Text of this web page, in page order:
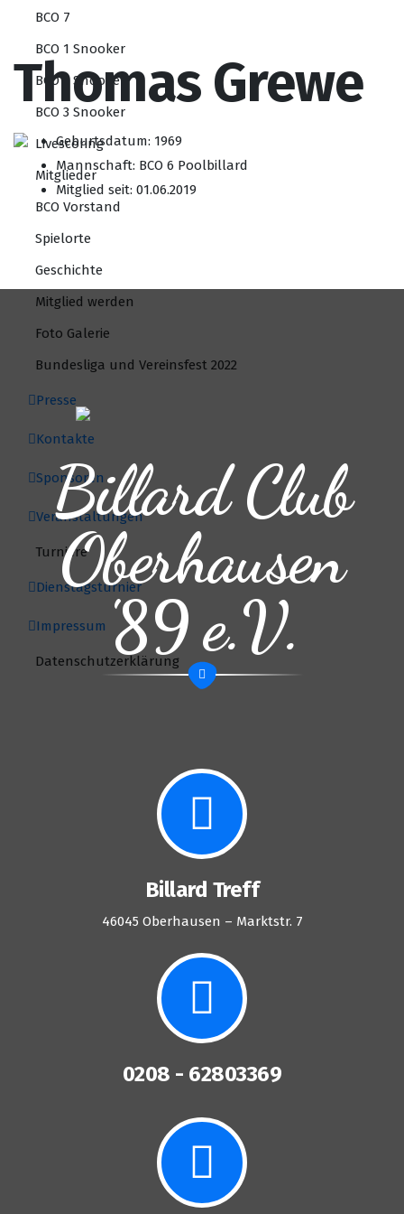
BCO 7
BCO 1 Snooker
BCO 2 Snooker
BCO 3 Snooker
Livescoring
Mitglieder
BCO Vorstand
Spielorte
Geschichte
Mitglied werden
Foto Galerie
Bundesliga und Vereinsfest 2022
Presse
Kontakte
Sponsoren
Veranstaltungen
Turniere
Dienstagsturnier
Impressum
Datenschutzerklärung
Thomas Grewe
Geburtsdatum: 1969
Mannschaft: BCO 6 Poolbillard
Mitglied seit: 01.06.2019
Billard Club
Oberhausen
'89 e.V.
Billard Treff
46045 Oberhausen – Marktstr. 7
0208 - 62803369